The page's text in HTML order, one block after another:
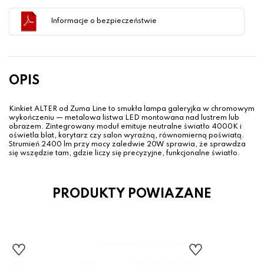
Informacje o bezpieczeństwie
OPIS
Kinkiet ALTER od Zuma Line to smukła lampa galeryjka w chromowym
wykończeniu — metalowa listwa LED montowana nad lustrem lub
obrazem. Zintegrowany moduł emituje neutralne światło 4000K i
oświetla blat, korytarz czy salon wyraźną, równomierną poświatą.
Strumień 2400 lm przy mocy zaledwie 20W sprawia, że sprawdza
się wszędzie tam, gdzie liczy się precyzyjne, funkcjonalne światło.
PRODUKTY POWIAZANE